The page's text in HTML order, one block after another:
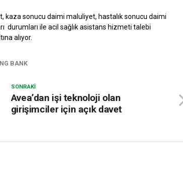
kaza sonucu daimi maluliyet, hastalık sonucu daimi
durumları ile acil sağlık asistans hizmeti talebi
alıyor.
BANK
SONRAKI
Avea’dan işi teknoloji olan
girişimciler için açık davet